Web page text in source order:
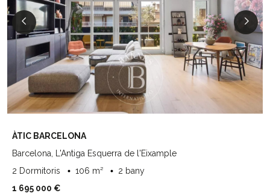
ÀTIC BARCELONA
Barcelona, L'Antiga Esquerra de l'Eixample
2 Dormitoris
106 m²
2 bany
1 695 000 €